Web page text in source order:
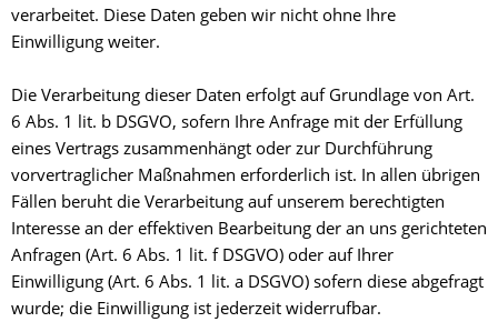
verarbeitet. Diese Daten geben wir nicht ohne Ihre
Einwilligung weiter.
Die Verarbeitung dieser Daten erfolgt auf Grundlage von Art.
6 Abs. 1 lit. b DSGVO, sofern Ihre Anfrage mit der Erfüllung
eines Vertrags zusammenhängt oder zur Durchführung
vorvertraglicher Maßnahmen erforderlich ist. In allen übrigen
Fällen beruht die Verarbeitung auf unserem berechtigten
Interesse an der effektiven Bearbeitung der an uns gerichteten
Anfragen (Art. 6 Abs. 1 lit. f DSGVO) oder auf Ihrer
Einwilligung (Art. 6 Abs. 1 lit. a DSGVO) sofern diese abgefragt
wurde; die Einwilligung ist jederzeit widerrufbar.